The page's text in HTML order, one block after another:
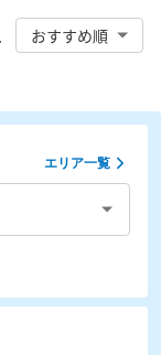
おすすめ順
エリア一覧